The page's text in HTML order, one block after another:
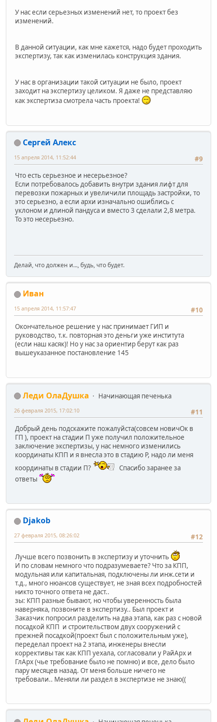
У нас если серьезных изменений нет, то проект без
изменений.
В данной ситуации, как мне кажется, надо будет проходить
экспертизу, так как изменилась конструкция здания.
У нас в организации такой ситуации не было, проект
заходит на экспертизу целиком. Я даже не представляю
как экспертиза смотрела часть проекта!
Сергей Алекс
#9
15 апреля 2014, 11:52:44
Что есть серьезное и несерьезное?
Если потребовалось добавить внутри здания лифт для
перевозки пожарных и увеличили площадь застройки, то
это серьезно, а если архи изначально ошиблись с
уклоном и длиной пандуса и вместо 3 сделали 2,8 метра.
То это несерьезно.
Делай, что должен и..., будь, что будет.
Иван
#10
15 апреля 2014, 11:57:47
Окончательное решение у нас принимает ГИП и
руководство, т.к. повторная это деньги уже института
(если наш касяк)! Но у нас за ориентир берут как раз
вышеуказанное постановление 145
Леди ОлаДушка
Начинающая печенька
#11
26 февраля 2015, 17:02:10
Добрый день подскажите пожалуйста(совсем новичОк в
ГП ), проект на стадии П уже получил положительное
заключение экспертизы, у нас немного изменились
координаты КПП и я внесла это в стадию Р, надо ли меня
координаты в стадии П?
Спасибо заранее за
ответы
Djakob
#12
27 февраля 2015, 08:26:02
Лучше всего позвонить в экспертизу и уточнить
И по словам немного что подразумеваете? Что за КПП,
модульная или капитальная, подключены ли инж.сети и
т.д., много нюансов существует, не зная всех подробностей
никто точного ответа не даст..
зы: КПП разные бывают, но чтобы уверенность была
наверняка, позвоните в экспертизу.. Был проект и
Заказчик попросил разделить на два этапа, как раз с новой
посадкой КПП и строительством двух сооружений с
прежней посадкой(проект был с положительным уже),
переделал проект на 2 этапа, инженеры внесли
коррективы так как КПП уехала, согласовали у РайАрх и
ГлАрх (чье требование было не помню) и все, дело было
пару месяцев назад. От меня больше ничего не
требовали.. Меняли ли раздел в экспертизе не знаю((